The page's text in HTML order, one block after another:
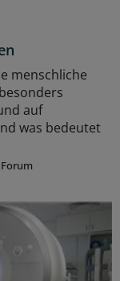
menschliche
auf
was bedeutet